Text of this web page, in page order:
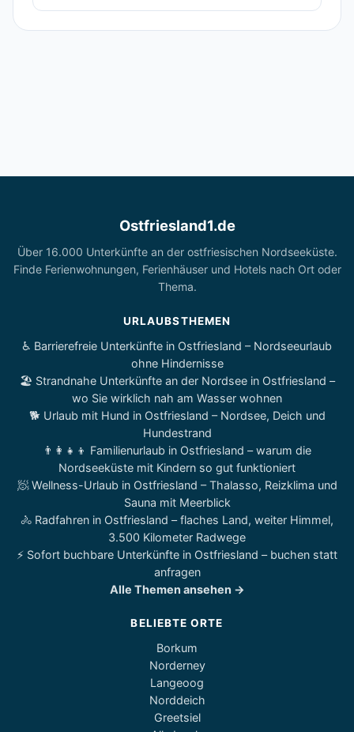
Ostfriesland1.de
Über 16.000 Unterkünfte an der ostfriesischen Nordseeküste.
Finde Ferienwohnungen, Ferienhäuser und Hotels nach Ort oder
Thema.
URLAUBSTHEMEN
♿ Barrierefreie Unterkünfte in Ostfriesland – Nordseeurlaub
ohne Hindernisse
🏖️ Strandnahe Unterkünfte an der Nordsee in Ostfriesland –
wo Sie wirklich nah am Wasser wohnen
🐕 Urlaub mit Hund in Ostfriesland – Nordsee, Deich und
Hundestrand
👨‍👩‍👧‍👦 Familienurlaub in Ostfriesland – warum die
Nordseeküste mit Kindern so gut funktioniert
🧖 Wellness-Urlaub in Ostfriesland – Thalasso, Reizklima und
Sauna mit Meerblick
🚴 Radfahren in Ostfriesland – flaches Land, weiter Himmel,
3.500 Kilometer Radwege
⚡ Sofort buchbare Unterkünfte in Ostfriesland – buchen statt
anfragen
Alle Themen ansehen →
BELIEBTE ORTE
Borkum
Norderney
Langeoog
Norddeich
Greetsiel